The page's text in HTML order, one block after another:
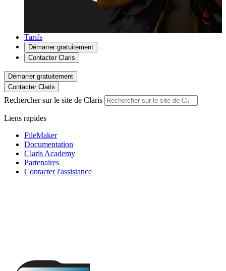
Tarifs
Démarrer gratuitement
Contacter Claris
Démarrer gratuitement
Contacter Claris
Rechercher sur le site de Claris
Liens rapides
FileMaker
Documentation
Claris Academy
Partenaires
Contacter l'assistance